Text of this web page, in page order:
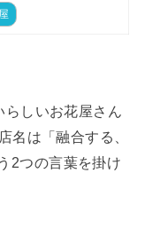
しいお花屋さん
名は「融合する、
2つの言葉を掛け